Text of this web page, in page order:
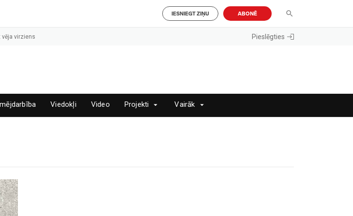
IESNIEGT ZIŅU ABONĒ
vēja virziens Pieslēgties
Viedokļi Video Projekti Vairāk